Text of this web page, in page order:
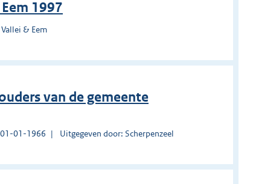
1997
& Eem
van de gemeente
01-1966 Uitgegeven door: Scherpenzeel